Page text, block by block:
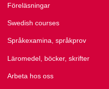
Föreläsningar
Swedish courses
Språkexamina, språkprov
Läromedel, böcker, skrifter
Arbeta hos oss